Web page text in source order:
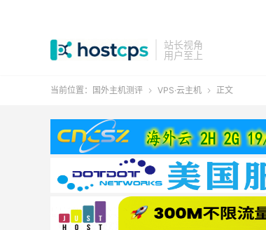
站长视角
用户至上
当前位置： 国外主机测评  VPS·云主机  正文